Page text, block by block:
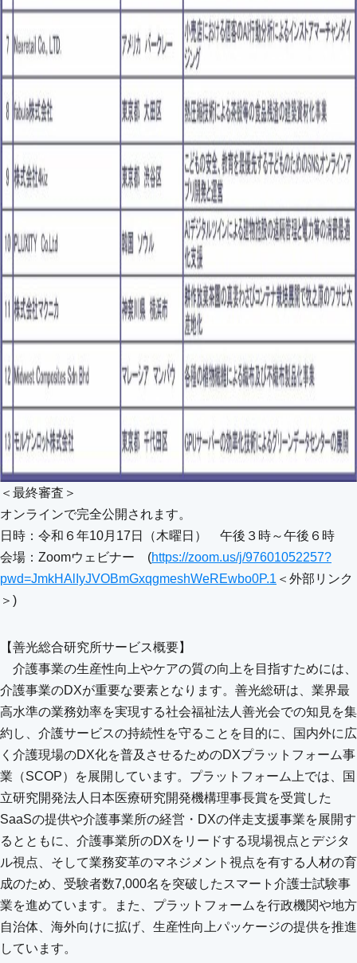
＜最終審査＞
オンラインで完全公開されます。
日時：令和６年10月17日（木曜日） 午後３時～午後６時
会場：Zoomウェビナー (https://zoom.us/j/97601052257?
pwd=JmkHAlIyJVOBmGxqgmeshWeREwbo0P.1 ＜外部リンク
＞)
【善光総合研究所サービス概要】
介護事業の生産性向上やケアの質の向上を目指すためには、
介護事業のDXが重要な要素となります。善光総研は、業界最
高水準の業務効率を実現する社会福祉法人善光会での知見を集
約し、介護サービスの持続性を守ることを目的に、国内外に広
く介護現場のDX化を普及させるためのDXプラットフォーム事
業（SCOP）を展開しています。プラットフォーム上では、国
立研究開発法人日本医療研究開発機構理事長賞を受賞した
SaaSの提供や介護事業所の経営・DXの伴走支援事業を展開す
るとともに、介護事業所のDXをリードする現場視点とデジタ
ル視点、そして業務変革のマネジメント視点を有する人材の育
成のため、受験者数7,000名を突破したスマート介護士試験事
業を進めています。また、プラットフォームを行政機関や地方
自治体、海外向けに拡げ、生産性向上パッケージの提供を推進
しています。